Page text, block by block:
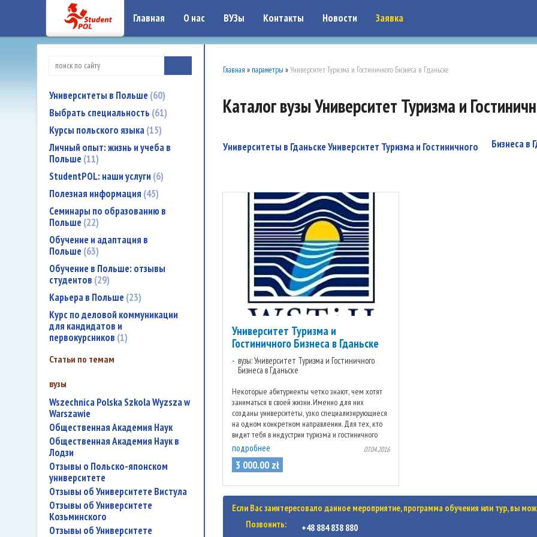
google-site-verification: google7a917c261df1566b.htmlgoogle-site-verification: google7a917c261df1566b.html
Главная О нас ВУЗы Контакты Новости Заявка
Университеты в Польше 60
Выбрать специальность 61
Курсы польского языка 15
Личный опыт: жизнь и учеба в
Польше 11
StudentPOL: наши услуги 6
Полезная информация 45
Семинары по образованию в
Польше 22
Обучение и адаптация в
Польше 63
Обучение в Польше: отзывы
студентов 29
Карьера в Польше 23
Курс по деловой коммуникации
для кандидатов и
первокурсников 1
Статьи по темам
вузы
Wszechnica Polska Szkola Wyzsza w
Warszawie
Общественная Академия Наук
Общественная Академия Наук в
Лодзи
Отзывы о Польско-японском
университете
Отзывы об Университете Вистула
Отзывы об Университете
Козьминского
Отзывы об Университете
Главная » параметры »Университет Туризма и Гостиничного Бизнеса в Гданьске
Каталог вузы Университет Туризма и
Университеты в Гданьске Университет Туризма и Гостиничного Бизнеса в
Университет Туризма и
Гостиничного Бизнеса в Гданьске
вузы: Университет Туризма и Гостиничного
Бизнеса в Гданьске
Некоторые абитуриенты четко знают, чем хотят
заниматься в своей жизни. Именно для них
созданы университеты, узко специализирующиеся
на одном конкретном направлении. Для тех, кто
видит тебя в индустрии туризма и гостиничного
бизнеса, идеальным ...
подробнее 07.04.2016
3 000.00 zł
Если Вас заинтересовало данное мероприятие, программа обучения или тур, вы
Позвонить:
+48 884 838 880